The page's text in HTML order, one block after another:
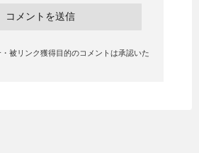
被リンク獲得目的のコメントは承認いた